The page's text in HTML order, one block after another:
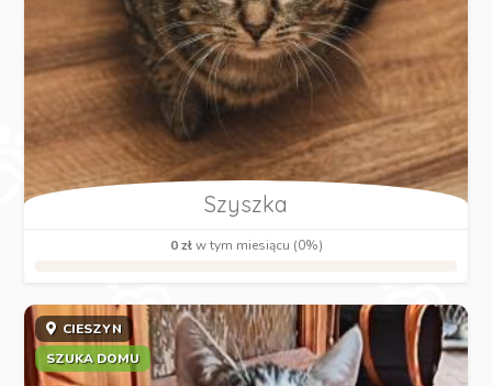
Szyszka
0 złw tym miesiącu (0%)
CIESZYN
SZUKA DOMU